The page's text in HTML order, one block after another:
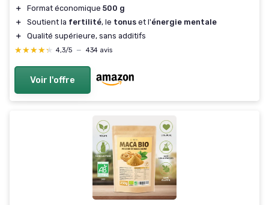
＋
Format économique 500 g
＋
Soutient la fertilité, le tonus et l'énergie mentale
＋
Qualité supérieure, sans additifs
★★★★★
★★★★★ 4,3/5 — 434 avis
Voir l'offre